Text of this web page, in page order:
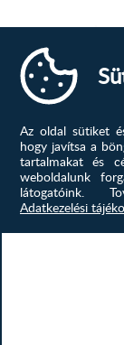
Az oldal sütiket
hogy javítsa a
tartalmakat és
weboldalunk
látogatóink.
Adatkezelési